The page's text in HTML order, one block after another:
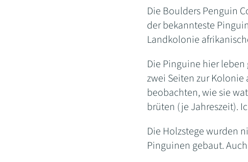
Die Boulders Penguin
der bekannteste
Landkolonie
Die Pinguine hier
zwei Seiten zur
beobachten, wie sie
brüten (je Jahreszeit).
Die Holzstege wurden
Pinguinen gebaut.